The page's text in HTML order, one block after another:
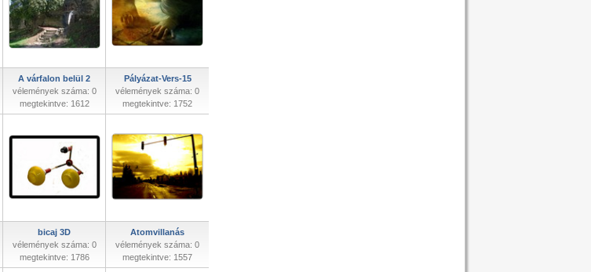
A várfalon belül 2
vélemények száma: 0
megtekintve: 1612
Pályázat-Vers-15
vélemények száma: 0
megtekintve: 1752
bicaj 3D
vélemények száma: 0
megtekintve: 1786
Atomvillanás
vélemények száma: 0
megtekintve: 1557